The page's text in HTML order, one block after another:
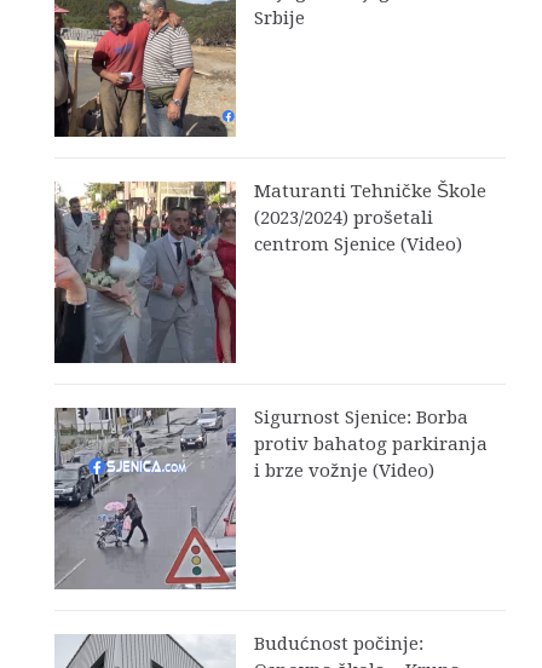
Srbije
Maturanti Tehničke Škole
(2023/2024) prošetali
centrom Sjenice (Video)
Sigurnost Sjenice: Borba
protiv bahatog parkiranja
i brze vožnje (Video)
Budućnost počinje: